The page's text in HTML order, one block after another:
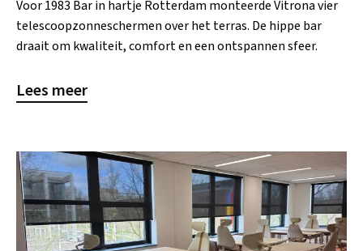
Voor 1983 Bar in hartje Rotterdam monteerde Vitrona vier
telescoopzonneschermen over het terras. De hippe bar
draait om kwaliteit, comfort en een ontspannen sfeer.
Lees meer